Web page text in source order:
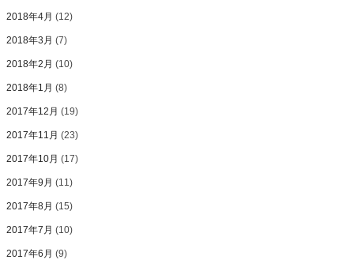
2018年4月 (12)
2018年3月 (7)
2018年2月 (10)
2018年1月 (8)
2017年12月 (19)
2017年11月 (23)
2017年10月 (17)
2017年9月 (11)
2017年8月 (15)
2017年7月 (10)
2017年6月 (9)